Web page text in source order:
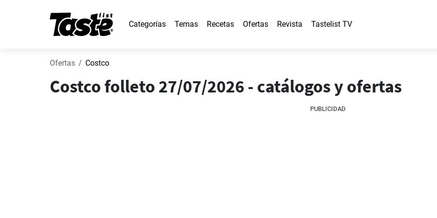
Categorías Temas Recetas Ofertas Revista Tastelist TV
Ofertas Costco
Costco folleto 27/07/2026 - catálogos y ofertas
PUBLICIDAD